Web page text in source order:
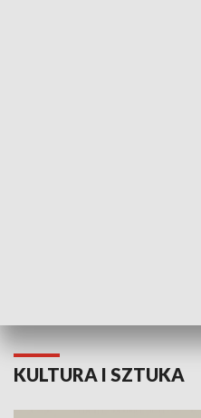
KULTURA I SZTUKA